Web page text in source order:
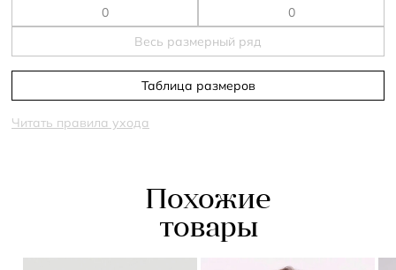
Весь размерный ряд
Таблица размеров
Читать правила ухода
Похожие
товары